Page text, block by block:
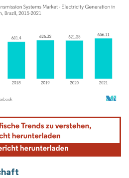
erfordert Namensnennung gemäß